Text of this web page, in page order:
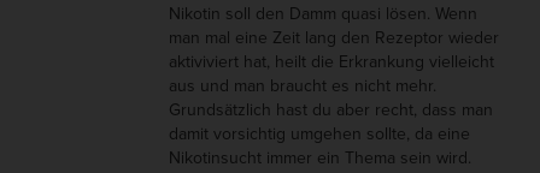
Nikotin soll den Damm quasi lösen. Wenn
man mal eine Zeit lang den Rezeptor wieder
aktiviviert hat, heilt die Erkrankung vielleicht
aus und man braucht es nicht mehr.
Grundsätzlich hast du aber recht, dass man
damit vorsichtig umgehen sollte, da eine
Nikotinsucht immer ein Thema sein wird.